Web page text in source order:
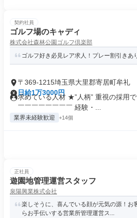
契約社員
ゴルフ場のキャディ
株式会社森林公園ゴルフ倶楽部
ゴルフ好き必見レア求人！プレー割引きあ
〒369-1215埼玉県大里郡寄居町牟礼
日給1万3000円
求めている人材 ★”人柄” 重視の採用
￣￣￣￣￣￣￣￣ 経験・...
業界未経験歓迎 +14個
正社員
遊園地管理運営スタッフ
泉陽興業株式会社
楽しそうに、喜んでいる顔が元気の源！お
らお手伝いする営業所管理運営ス...